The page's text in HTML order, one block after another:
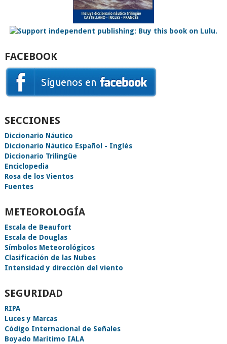
FACEBOOK
SECCIONES
Diccionario Náutico
Diccionario Náutico Español - Inglés
Diccionario Trilingüe
Enciclopedia
Rosa de los Vientos
Fuentes
METEOROLOGÍA
Escala de Beaufort
Escala de Douglas
Símbolos Meteorológicos
Clasificación de las Nubes
Intensidad y dirección del viento
SEGURIDAD
RIPA
Luces y Marcas
Código Internacional de Señales
Boyado Marítimo IALA